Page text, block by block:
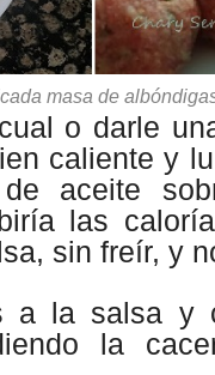
masa de
o darle
caliente y
aceite
las
sin freír, y
a la salsa y
la